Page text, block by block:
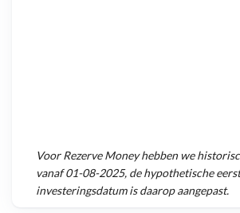
VoorRezerve Moneyhebben we
vanaf01-08-2025, de hypothetische eerst
investeringsdatum is daarop aangepast.